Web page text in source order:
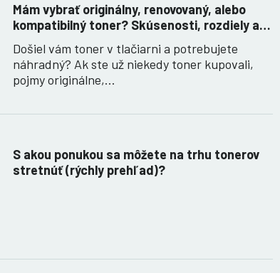
Mám vybrať originálny, renovovaný, alebo
kompatibilný toner? Skúsenosti, rozdiely a
ako ich využiť.
Došiel vám toner v tlačiarni a potrebujete
náhradný? Ak ste už niekedy toner kupovali,
pojmy originálne,…
S akou ponukou sa môžete na trhu tonerov
stretnúť (rýchly prehľad)?